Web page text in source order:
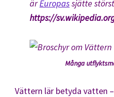
ärEuropassjätte
https://
Många
Vättern lär betyda vatten